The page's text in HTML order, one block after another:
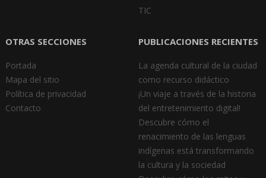
TIC
OTRAS SECCIONES
Portada
Mapa del sitio
Política de privacidad
Contacto
PUBLICACIONES RECIENTES
La agenda cultural de la ciudad
como recurso didáctico
¡Un viaje a través de la historia
del entretenimiento digital!
Descubre cómo el
renacimiento de las lenguas
indígenas está transformando
la cultura y la sociedad